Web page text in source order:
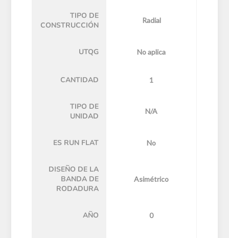
TIPO DE
CONSTRUCCIÓN
Radial
UTQG No aplica
CANTIDAD 1
TIPO DE
UNIDAD
N/A
ES RUN FLAT No
DISEÑO DE LA
BANDA DE
RODADURA
Asimétrico
AÑO 0